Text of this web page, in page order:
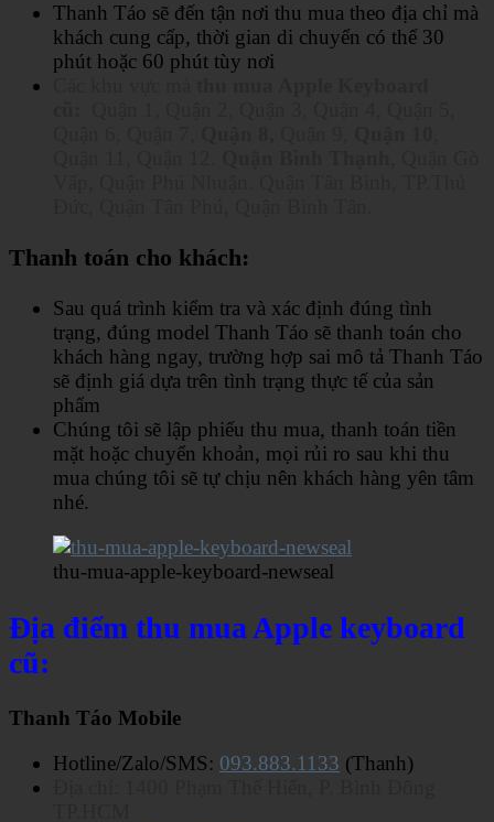
Thanh Táo sẽ đến tận nơi thu mua theo địa chỉ mà
khách cung cấp, thời gian di chuyển có thể 30
phút hoặc 60 phút tùy nơi
Thanh toán cho khách:
Sau quá trình kiểm tra và xác định đúng tình
trạng, đúng model Thanh Táo sẽ thanh toán cho
khách hàng ngay, trường hợp sai mô tả Thanh Táo
sẽ định giá dựa trên tình trạng thực tế của sản
phẩm
Chúng tôi sẽ lập phiếu thu mua, thanh toán tiền
mặt hoặc chuyển khoản, mọi rủi ro sau khi thu
mua chúng tôi sẽ tự chịu nên khách hàng yên tâm
nhé.
thu-mua-apple-keyboard-newseal
Địa điểm thu mua Apple keyboard
cũ:
Thanh Táo Mobile
Hotline/Zalo/SMS: 093.883.1133 (Thanh)